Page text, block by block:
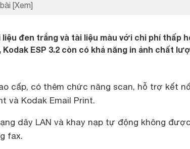
[Xem]
đen trắng và tài liệu màu với chi phí thấp
ESP 3.2 còn có khả năng in ảnh chất
cấp, có thêm chức năng scan, hỗ trợ kết
và Kodak Email Print.
dây LAN và khay nạp tự động không
fax.